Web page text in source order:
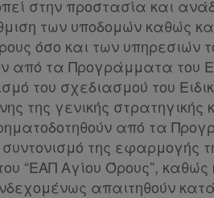
στην προστασία και
των υποδομών καθώς
όσο και των υπηρεσιών
από τα Προγράμματα του
του σχεδιασμού του
της γενικής στρατηγικής
από τα
της εφαρμογής
“ΕΑΠ Αγίου Όρους”,
απαιτηθούν